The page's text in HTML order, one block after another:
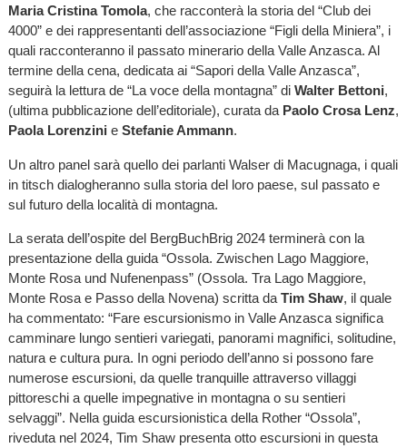
Maria Cristina Tomola, che racconterà la storia del “Club dei
4000” e dei rappresentanti dell’associazione “Figli della Miniera”, i
quali racconteranno il passato minerario della Valle Anzasca. Al
termine della cena, dedicata ai “Sapori della Valle Anzasca”,
seguirà la lettura de “La voce della montagna” di Walter Bettoni,
(ultima pubblicazione dell’editoriale), curata da Paolo Crosa Lenz,
Paola Lorenzini e Stefanie Ammann.
Un altro panel sarà quello dei parlanti Walser di Macugnaga, i quali
in titsch dialogheranno sulla storia del loro paese, sul passato e
sul futuro della località di montagna.
La serata dell’ospite del BergBuchBrig 2024 terminerà con la
presentazione della guida “Ossola. Zwischen Lago Maggiore,
Monte Rosa und Nufenenpass” (Ossola. Tra Lago Maggiore,
Monte Rosa e Passo della Novena) scritta da Tim Shaw, il quale
ha commentato: “Fare escursionismo in Valle Anzasca significa
camminare lungo sentieri variegati, panorami magnifici, solitudine,
natura e cultura pura. In ogni periodo dell’anno si possono fare
numerose escursioni, da quelle tranquille attraverso villaggi
pittoreschi a quelle impegnative in montagna o su sentieri
selvaggi”. Nella guida escursionistica della Rother “Ossola”,
riveduta nel 2024, Tim Shaw presenta otto escursioni in questa